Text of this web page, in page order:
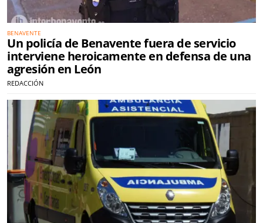
BENAVENTE
Un policía de Benavente fuera de servicio
interviene heroicamente en defensa de una
agresión en León
REDACCIÓN